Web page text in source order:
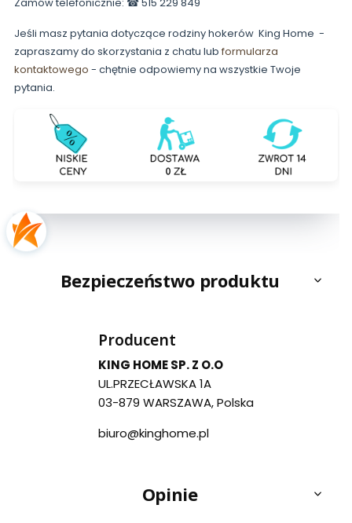
Jeśli masz pytania dotyczące rodziny hokerów King Home -
zapraszamy do skorzystania z chatu lub formularza
kontaktowego - chętnie odpowiemy na wszystkie Twoje
pytania.
Bezpieczeństwo produktu
Producent
KING HOME SP. Z O.O
UL.PRZECŁAWSKA 1A
03-879 WARSZAWA, Polska
biuro@kinghome.pl
Opinie